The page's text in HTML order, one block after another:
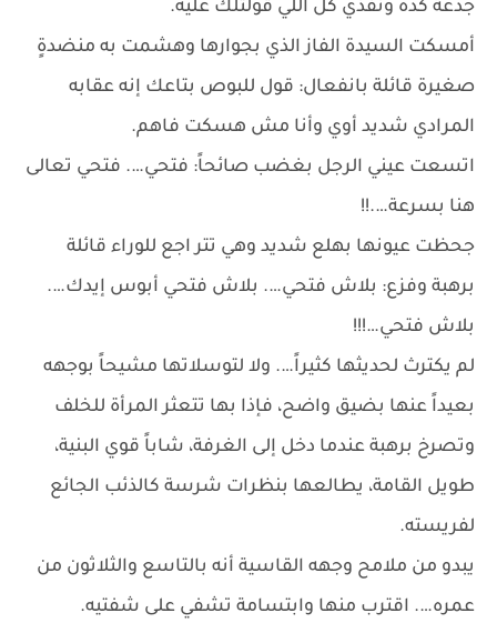
جدعة كده ونفذي كل اللي قولتلك عليه.
أمسكت السيدة الفاز الذي بجوارها وهشمت به منضدةٍ
صغيرة قائلة بانفعال: قول للبوص بتاعك إنه عقابه
المرادي شديد أوي وأنا مش هسكت فاهم.
اتسعت عيني الرجل بغضب صائحاً: فتحي…. فتحي تعالى
هنا بسرعة….!!
جحظت عيونها بهلع شديد وهي تتر اجع للوراء قائلة
برهبة وفزع: بلاش فتحي…. بلاش فتحي أبوس إيدك….
بلاش فتحي…!!!
لم يكترث لحديثها كثيراً…. ولا لتوسلاتها مشيحاً بوجهه
بعيداً عنها بضيق واضح، فإذا بها تتعثر المرأة للخلف
وتصرخ برهبة عندما دخل إلى الغرفة، شاباً قوي البنية،
طويل القامة، يطالعها بنظرات شرسة كالذئب الجائع
لفريسته.
يبدو من ملامح وجهه القاسية أنه بالتاسع والثلاثون من
عمره…. اقترب منها وابتسامة تشفي على شفتيه.